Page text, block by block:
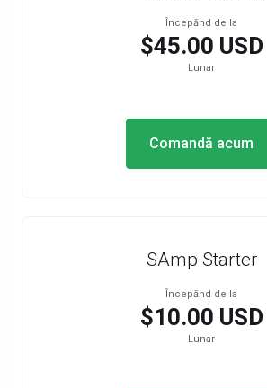
Începănd de la
$45.00 USD
Lunar
Comandă acum
SAmp Starter
Începănd de la
$10.00 USD
Lunar